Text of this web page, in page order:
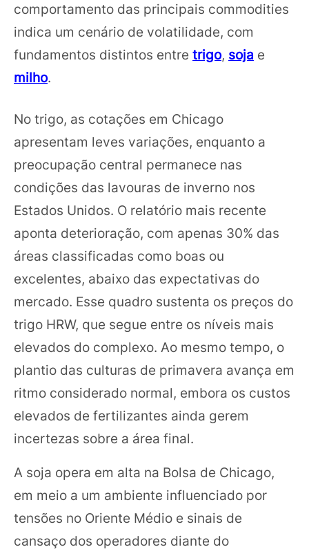
comportamento das principais commodities
indica um cenário de volatilidade, com
fundamentos distintos entre trigo, soja e
milho.
No trigo, as cotações em Chicago
apresentam leves variações, enquanto a
preocupação central permanece nas
condições das lavouras de inverno nos
Estados Unidos. O relatório mais recente
aponta deterioração, com apenas 30% das
áreas classificadas como boas ou
excelentes, abaixo das expectativas do
mercado. Esse quadro sustenta os preços do
trigo HRW, que segue entre os níveis mais
elevados do complexo. Ao mesmo tempo, o
plantio das culturas de primavera avança em
ritmo considerado normal, embora os custos
elevados de fertilizantes ainda gerem
incertezas sobre a área final.
A soja opera em alta na Bolsa de Chicago,
em meio a um ambiente influenciado por
tensões no Oriente Médio e sinais de
cansaço dos operadores diante do